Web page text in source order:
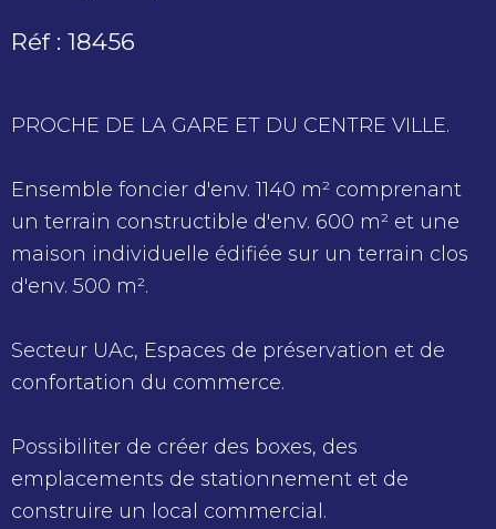
Réf : 18456
PROCHE DE LA GARE ET DU CENTRE VILLE.
Ensemble foncier d'env. 1140 m² comprenant
un terrain constructible d'env. 600 m² et une
maison individuelle édifiée sur un terrain clos
d'env. 500 m².
Secteur UAc, Espaces de préservation et de
confortation du commerce.
Possibiliter de créer des boxes, des
emplacements de stationnement et de
construire un local commercial.